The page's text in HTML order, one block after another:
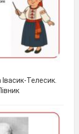
Телесик.